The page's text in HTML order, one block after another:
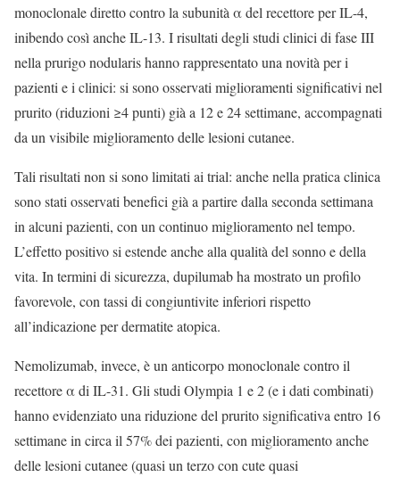
monoclonale diretto contro la subunità α del recettore per IL-4,
inibendo così anche IL-13. I risultati degli studi clinici di fase III
nella prurigo nodularis hanno rappresentato una novità per i
pazienti e i clinici: si sono osservati miglioramenti significativi nel
prurito (riduzioni ≥4 punti) già a 12 e 24 settimane, accompagnati
da un visibile miglioramento delle lesioni cutanee.
Tali risultati non si sono limitati ai trial: anche nella pratica clinica
sono stati osservati benefici già a partire dalla seconda settimana
in alcuni pazienti, con un continuo miglioramento nel tempo.
L’effetto positivo si estende anche alla qualità del sonno e della
vita. In termini di sicurezza, dupilumab ha mostrato un profilo
favorevole, con tassi di congiuntivite inferiori rispetto
all’indicazione per dermatite atopica.
Nemolizumab, invece, è un anticorpo monoclonale contro il
recettore α di IL-31. Gli studi Olympia 1 e 2 (e i dati combinati)
hanno evidenziato una riduzione del prurito significativa entro 16
settimane in circa il 57% dei pazienti, con miglioramento anche
delle lesioni cutanee (quasi un terzo con cute quasi